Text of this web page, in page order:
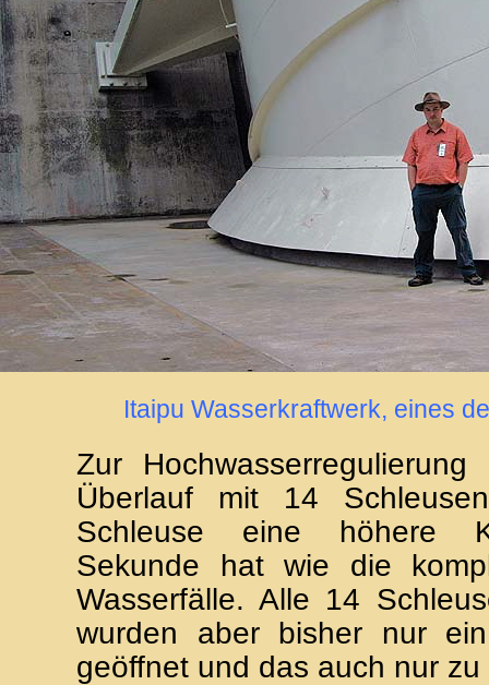
Itaipu Wasserkraftwerk, eines
Zur
Überlauf mit 14
Schleuse eine höhere
Sekunde hat wie die
Wasserfälle. Alle 14
wurden aber bisher nur
geöffnet und das auch nur